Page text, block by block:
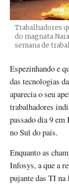
Trabalhadores
do magnata
semana de
Espezinhando e
das tecnologias
aparecia o seu
trabalhadores
passado dia 9
no Sul do país.
Enquanto as
Infosys, a que a
pujante das TI na